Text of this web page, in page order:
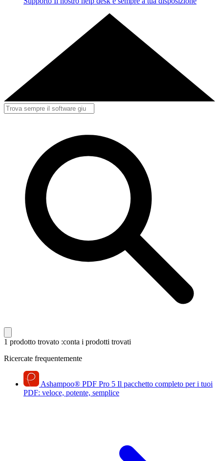
1 prodotto trovato :conta i prodotti trovati
Ricercate frequentemente
Ashampoo® PDF Pro 5 Il pacchetto completo per i tuoi
PDF: veloce, potente, semplice